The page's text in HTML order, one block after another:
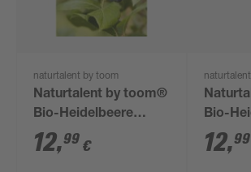
naturtalent by toom
Naturtalent by toom®
Bio-Heidelbeere
'Chandler' 19 cm Topf
12,99 €
Bio-
Gold'
12,99